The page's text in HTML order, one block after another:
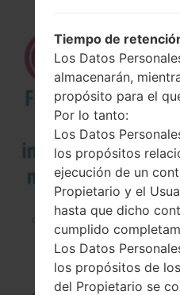
¿Cómo instalar
inteligente de LG
Tiempo de
Los Datos
almacenarán,
propósito para el
Por lo tanto:
Los Datos
los propósitos
ejecución de un
Propietario y el
hasta que dicho
cumplido
Los Datos
los propósitos de
del Propietario se